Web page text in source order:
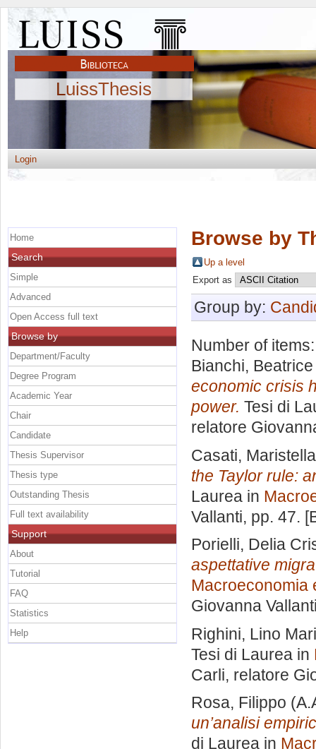
LuissThesis
Login
Browse by
Up a level
Export as
Group by:
Number of
Bianchi, Beatrice
economic crisis
power. Tesi di
relatore
Casati, Maristella
the Taylor rule:
Laurea in
Vallanti, pp. 47.
Porielli, Delia
aspettative
Macroeconomia
Giovanna
Righini, Lino
Tesi di Laurea in
Carli, relatore
Rosa, Filippo
un’analisi
di Laurea in
Home
Search
Simple
Advanced
Open Access full text
Browse by
Department/Faculty
Degree Program
Academic Year
Chair
Candidate
Thesis Supervisor
Thesis type
Outstanding Thesis
Full text availability
Support
About
Tutorial
FAQ
Statistics
Help